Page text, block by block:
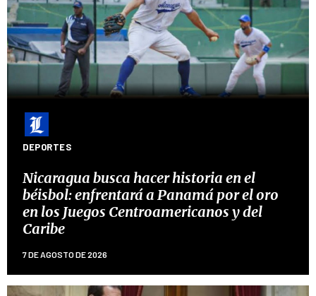
DEPORTES
Nicaragua busca hacer historia en el
béisbol: enfrentará a Panamá por el oro
en los Juegos Centroamericanos y del
Caribe
7 DE AGOSTO DE 2026